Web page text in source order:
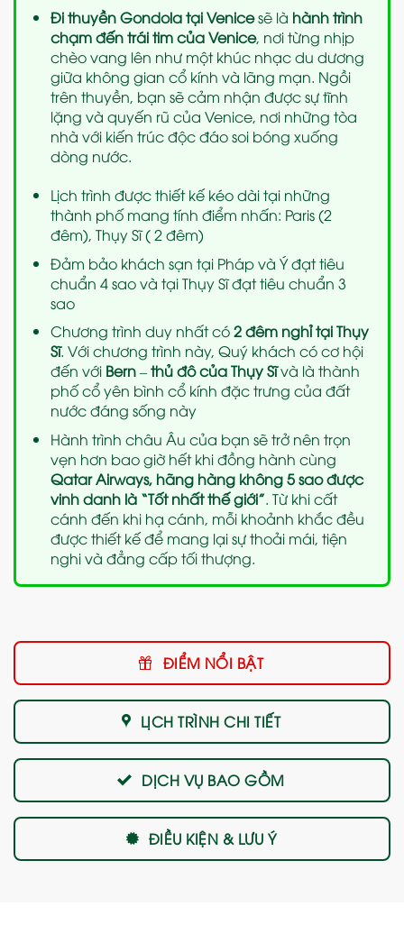
Đi thuyền Gondola tại Venicesẽ là hành trình
chạm đến trái tim của Venice, nơi từng nhịp
chèo vang lên như một khúc nhạc du dương
giữa không gian cổ kính và lãng mạn. Ngồi
trên thuyền, bạn sẽ cảm nhận được sự tĩnh
lặng và quyến rũ của Venice, nơi những tòa
nhà với kiến trúc độc đáo soi bóng xuống
dòng nước.
Lịch trình được thiết kế kéo dài tại những
thành phố mang tính điểm nhấn: Paris (2
đêm), Thụy Sĩ ( 2 đêm)
Đảm bảo khách sạn tại Pháp và Ý đạt tiêu
chuẩn 4 sao và tại Thụy Sĩ đạt tiêu chuẩn 3
sao
Chương trình duy nhất có2 đêm nghỉ tại Thụy
Sĩ. Với chương trình này, Quý khách có cơ hội
đến với Bern–thủ đô của Thụy Sĩvà là thành
phố cổ yên bình cổ kính đặc trưng của đất
nước đáng sống này
Hành trình châu Âu của bạn sẽ trở nên trọn
vẹn hơn bao giờ hết khi đồng hành cùng
Qatar Airways, hãng hàng không 5 sao được
vinh danh là “Tốt nhất thế giới”. Từ khi cất
cánh đến khi hạ cánh, mỗi khoảnh khắc đều
được thiết kế để mang lại sự thoải mái, tiện
nghi và đẳng cấp tối thượng.
ĐIỂM NỔI BẬT
LỊCH TRÌNH CHI TIẾT
DỊCH VỤ BAO GỒM
ĐIỀU KIỆN & LƯU Ý